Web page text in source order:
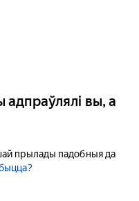
вы, а
прылады падобныя да